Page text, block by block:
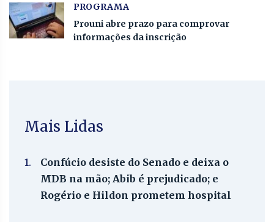
PROGRAMA
Prouni abre prazo para comprovar
informações da inscrição
Mais Lidas
1.
Confúcio desiste do Senado e deixa o
MDB na mão; Abib é prejudicado; e
Rogério e Hildon prometem hospital